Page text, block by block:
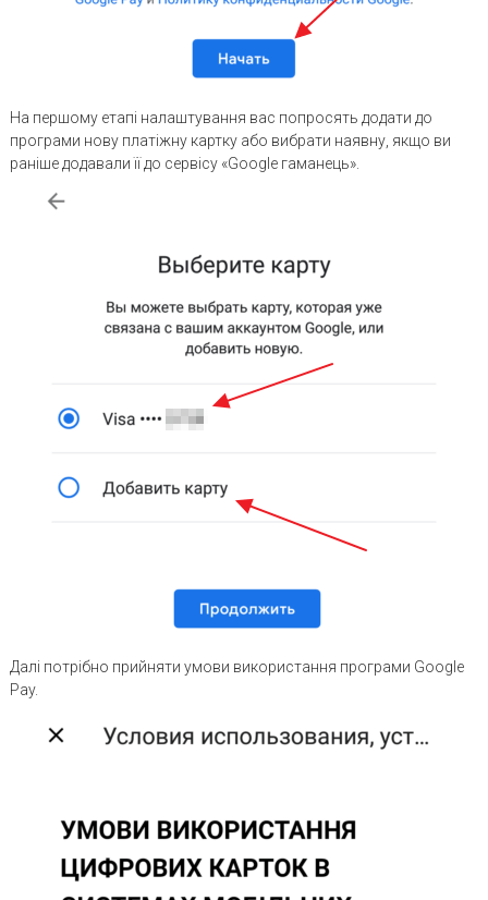
На першому етапі налаштування вас попросять додати до
програми нову платіжну картку або вибрати наявну, якщо ви
раніше додавали її до сервісу «Google гаманець».
Далі потрібно прийняти умови використання програми Google
Pay.